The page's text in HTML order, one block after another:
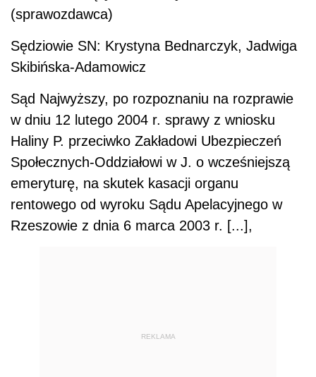
(sprawozdawca)
Sędziowie SN: Krystyna Bednarczyk, Jadwiga
Skibińska-Adamowicz
Sąd Najwyższy, po rozpoznaniu na rozprawie
w dniu 12 lutego 2004 r. sprawy z wniosku
Haliny P. przeciwko Zakładowi Ubezpieczeń
Społecznych-Oddziałowi w J. o wcześniejszą
emeryturę, na skutek kasacji organu
rentowego od wyroku Sądu Apelacyjnego w
Rzeszowie z dnia 6 marca 2003 r. [...],
REKLAMA